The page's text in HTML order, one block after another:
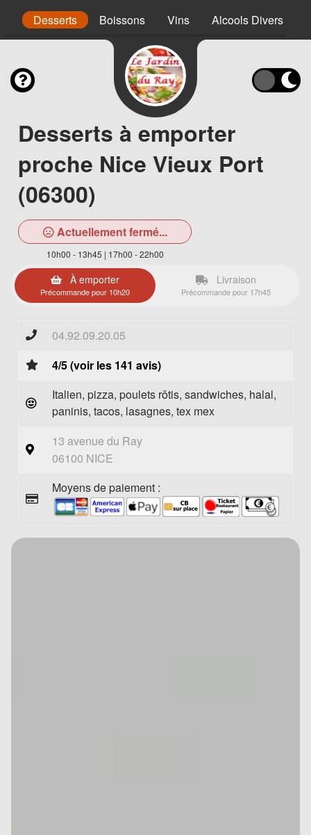
Desserts Boissons Vins Alcools Divers
Desserts à emporter
proche Nice Vieux Port
(06300)
Actuellement fermé...
10h00 - 13h45 | 17h00 - 22h00
À emporter
Précommande pour 10h20
Livraison
Précommande pour 17h45
04.92.09.20.05
4/5 (voir les 141 avis)
Italien, pizza, poulets rôtis, sandwiches, halal,
paninis, tacos, lasagnes, tex mex
13 avenue du Ray
06100 NICE
Moyens de paiement :